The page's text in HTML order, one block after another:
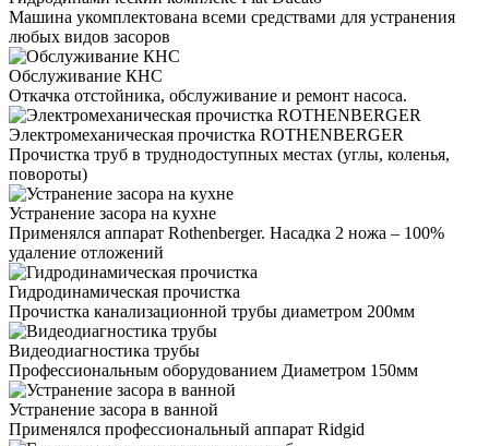
Машина укомплектована всеми средствами для устранения
любых видов засоров
Обслуживание КНС
Откачка отстойника, обслуживание и ремонт насоса.
Электромеханическая прочистка ROTHENBERGER
Прочистка труб в труднодоступных местах (углы, коленья,
повороты)
Устранение засора на кухне
Применялся аппарат Rothenberger. Насадка 2 ножа – 100%
удаление отложений
Гидродинамическая прочистка
Прочистка канализационной трубы диаметром 200мм
Видеодиагностика трубы
Профессиональным оборудованием Диаметром 150мм
Устранение засора в ванной
Применялся профессиональный аппарат Ridgid